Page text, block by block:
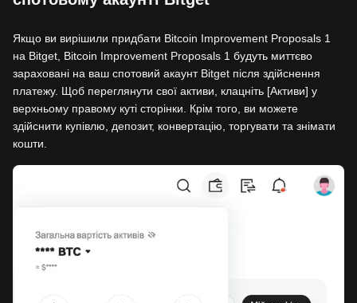
Якщо ви вирішили придбати Bitcoin Improvement Proposals 1
на Bitget, Bitcoin Improvement Proposals 1 будуть миттєво
зараховані на ваш спотовий акаунт Bitget після здійснення
платежу. Щоб переглянути свої активи, клацніть [Активи] у
верхньому правому куті сторінки. Крім того, ви можете
здійснити купівлю, депозит, конвертацію, торгувати та знімати
кошти.